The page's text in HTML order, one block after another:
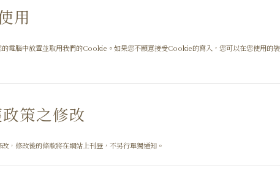
用
的電腦中放置並取用我們的Cookie。如果您不願意接受Cookie的寫入，您可以在您使用
策之修改
，修改後的條款將在網站上刊登，不另行單獨通知。